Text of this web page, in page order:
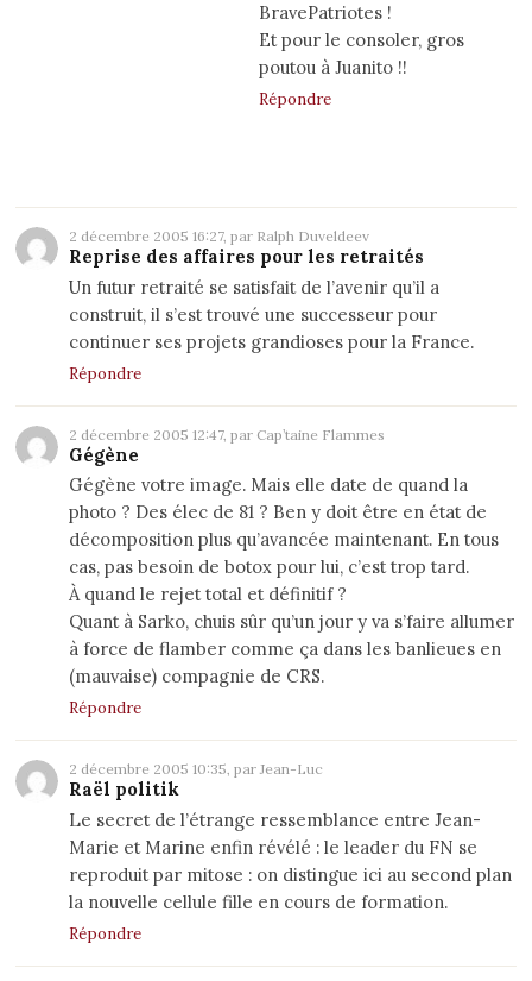
BravePatriotes !
Et pour le consoler, gros
poutou à Juanito !!
Répondre
2 décembre 2005 16:27, par Ralph Duveldeev
Reprise des affaires pour les retraités
Un futur retraité se satisfait de l’avenir qu’il a
construit, il s’est trouvé une successeur pour
continuer ses projets grandioses pour la France.
Répondre
2 décembre 2005 12:47, par Cap’taine Flammes
Gégène
Gégène votre image. Mais elle date de quand la
photo ? Des élec de 81 ? Ben y doit être en état de
décomposition plus qu’avancée maintenant. En tous
cas, pas besoin de botox pour lui, c’est trop tard.
À quand le rejet total et définitif ?
Quant à Sarko, chuis sûr qu’un jour y va s’faire allumer
à force de flamber comme ça dans les banlieues en
(mauvaise) compagnie de CRS.
Répondre
2 décembre 2005 10:35, par Jean-Luc
Raël politik
Le secret de l’étrange ressemblance entre Jean-
Marie et Marine enfin révélé : le leader du FN se
reproduit par mitose : on distingue ici au second plan
la nouvelle cellule fille en cours de formation.
Répondre